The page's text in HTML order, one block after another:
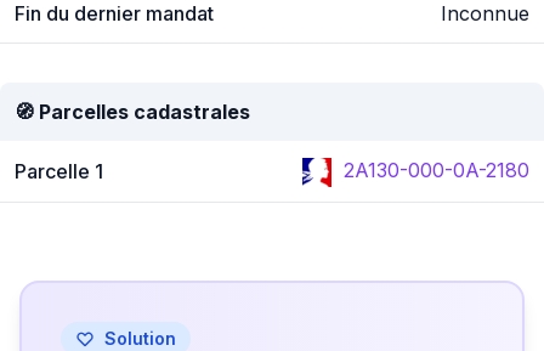
Fin du dernier mandat Inconnue
🧭 Parcelles cadastrales
Parcelle 1 2A130-000-0A-2180
Solution